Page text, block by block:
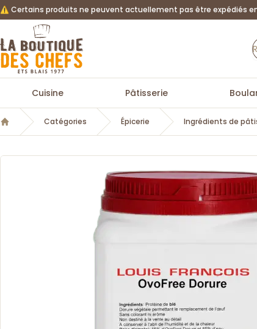
⚠️ Certains produits ne peuvent actuellement pas être expédiés
La Boutique des chefs
Cuisine Pâtisserie
Accueil
Catégories Épicerie Ingrédients de